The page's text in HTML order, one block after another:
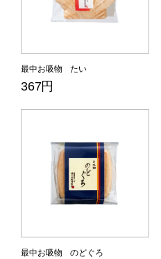
最中お吸物 たい
367円
最中お吸物 のどぐろ